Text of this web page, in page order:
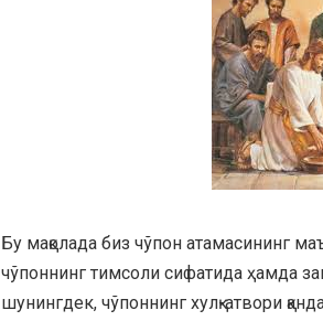
Бу мақолада биз чўпон атамасининг
чўпоннинг тимсоли сифатида ҳамда
шунингдек, чўпоннинг хулқ-атвори